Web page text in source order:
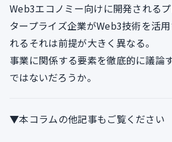
Web3エコノミー向けに開発される
タープライズ企業がWeb3技術を活
れるそれは前提が大きく異なる。
事業に関係する要素を徹底的に議論
ではないだろうか。
▼本コラムの他記事もご覧ください